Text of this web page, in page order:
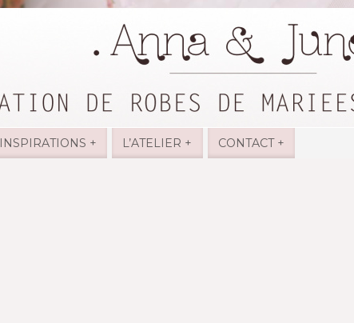
INSPIRATIONS + L’ATELIER + CONTACT +